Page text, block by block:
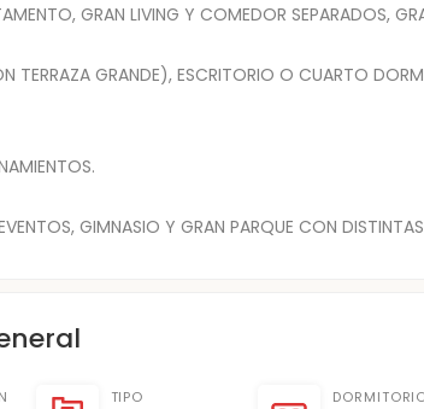
GRAN LIVING Y COMEDOR SEPARADOS,
TERRAZA GRANDE), ESCRITORIO O CUARTO
GIMNASIO Y GRAN PARQUE CON
TIPO